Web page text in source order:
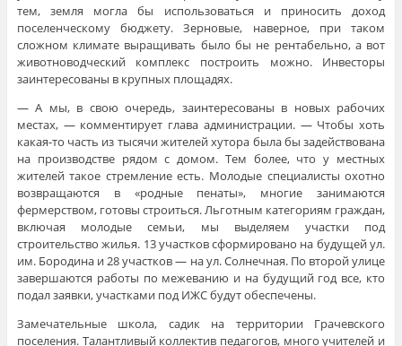
тем, земля могла бы использоваться и приносить доход
поселенческому бюджету. Зерновые, наверное, при таком
сложном климате выращивать было бы не рентабельно, а вот
животноводческий комплекс построить можно. Инвесторы
заинтересованы в крупных площадях.
— А мы, в свою очередь, заинтересованы в новых рабочих
местах, — комментирует глава администрации. — Чтобы хоть
какая-то часть из тысячи жителей хутора была бы задействована
на производстве рядом с домом. Тем более, что у местных
жителей такое стремление есть. Молодые специалисты охотно
возвращаются в «родные пенаты», многие занимаются
фермерством, готовы строиться. Льготным категориям граждан,
включая молодые семьи, мы выделяем участки под
строительство жилья. 13 участков сформировано на будущей ул.
им. Бородина и 28 участков — на ул. Солнечная. По второй улице
завершаются работы по межеванию и на будущий год все, кто
подал заявки, участками под ИЖС будут обеспечены.
Замечательные школа, садик на территории Грачевского
поселения. Талантливый коллектив педагогов, много учителей и